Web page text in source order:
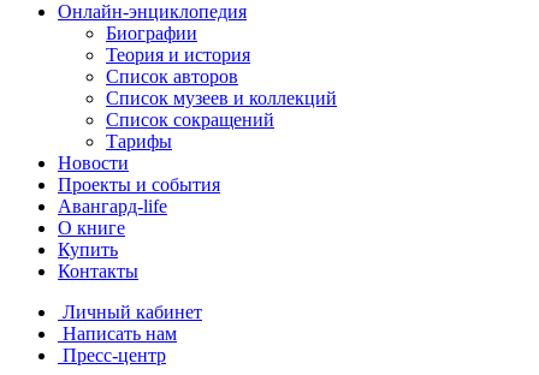
Онлайн-энциклопедия
Биографии
Теория и история
Список авторов
Список музеев и коллекций
Список сокращений
Тарифы
Новости
Проекты и события
Авангард-life
О книге
Купить
Контакты
Личный кабинет
Написать нам
Пресс-центр